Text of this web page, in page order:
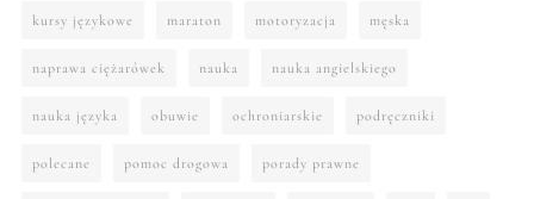
kursy językowe maraton motoryzacja męska
naprawa ciężarówek nauka nauka angielskiego
nauka języka obuwie ochroniarskie podręczniki
polecane pomoc drogowa porady prawne